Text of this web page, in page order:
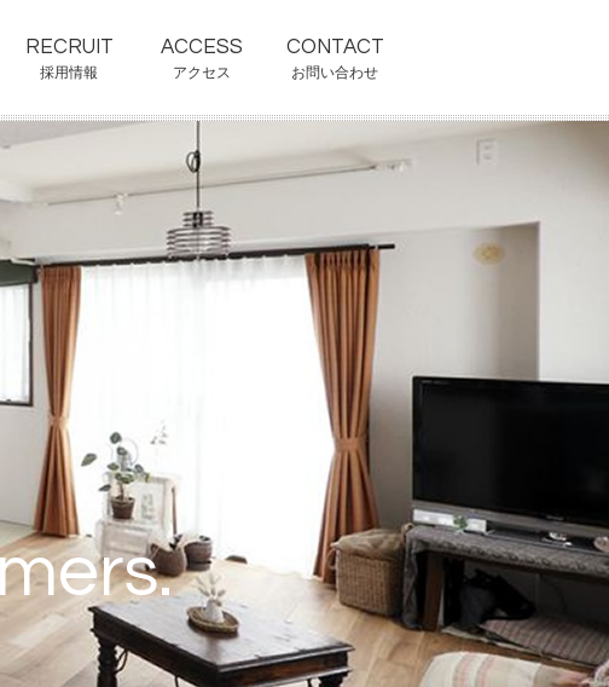
採用情報 アクセス お問い合わせ